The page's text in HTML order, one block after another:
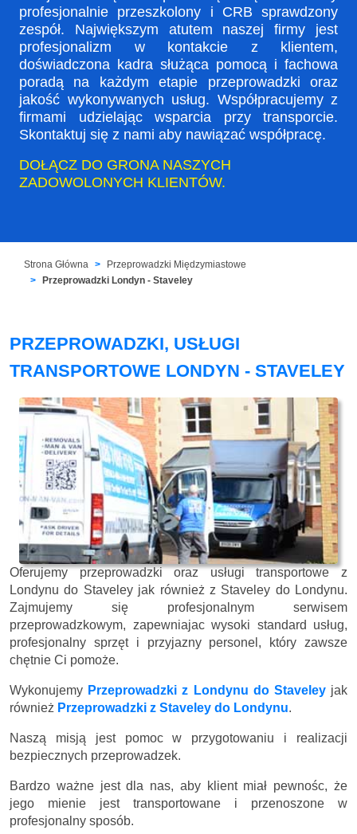
profesjonalnie przeszkolony i CRB sprawdzony
zespół. Największym atutem naszej firmy jest
profesjonalizm w kontakcie z klientem,
doświadczona kadra służąca pomocą i fachowa
poradą na każdym etapie przeprowadzki oraz
jakość wykonywanych usług. Współpracujemy z
firmami udzielając wsparcia przy transporcie.
Skontaktuj się z nami aby nawiązać współpracę.
DOŁĄCZ DO GRONA NASZYCH
ZADOWOLONYCH KLIENTÓW.
Strona Główna
Przeprowadzki Międzymiastowe
Przeprowadzki Londyn - Staveley
PRZEPROWADZKI, USŁUGI
TRANSPORTOWE LONDYN - STAVELEY
Oferujemy przeprowadzki oraz usługi transportowe z
Londynu do Staveley jak również z Staveley do Londynu.
Zajmujemy się profesjonalnym serwisem
przeprowadzkowym, zapewniajac wysoki standard usług,
profesjonalny sprzęt i przyjazny personel, który zawsze
chętnie Ci pomoże.
Wykonujemy Przeprowadzki z Londynu do Staveleyjak
również Przeprowadzki z Staveley do Londynu.
Naszą misją jest pomoc w przygotowaniu i realizacji
bezpiecznych przeprowadzek.
Bardzo ważne jest dla nas, aby klient miał pewnośc, że
jego mienie jest transportowane i przenoszone w
profesjonalny sposób.